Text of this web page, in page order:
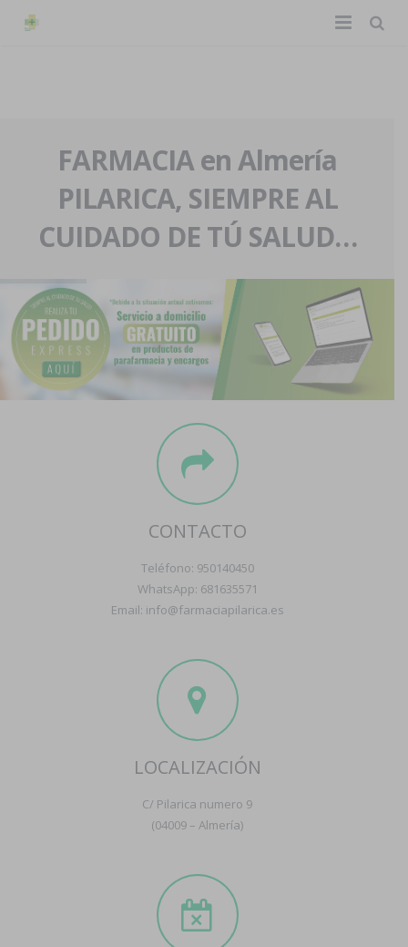
La farmacia
Nuestra historia
Nuestro equipo
Eventos
Servicios y reservas
Pedidos express
Blog
Contacto
Boletín
FARMACIA en Almería
PILARICA, SIEMPRE AL
CUIDADO DE TÚ SALUD…
CONTACTO
Teléfono: 950140450
WhatsApp: 681635571
Email: info@farmaciapilarica.es
LOCALIZACIÓN
C/ Pilarica numero 9
(04009 – Almería)